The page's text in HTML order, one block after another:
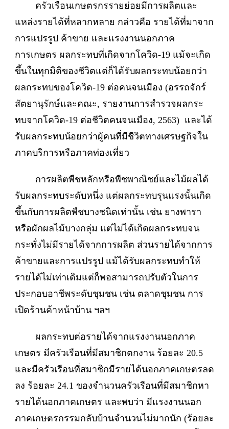
ครัวเรือนเกษตรกรรายย่อยมีการผลิตและ
แหล่งรายได้ที่หลากหลาย กล่าวคือ รายได้ที่มาจาก
การแปรรูป ค้าขาย และแรงงานนอกภาค
การเกษตร ผลกระทบที่เกิดจากโควิด-19 แม้จะเกิด
ขึ้นในทุกมิติของชีวิตแต่ก็ได้รับผลกระทบน้อยกว่า
ผลกระทบของโควิด-19 ต่อคนจนเมือง (อรรถจักร์
สัตยานุรักษ์และคณะ, รายงานการสำรวจผลกระ
ทบจากโควิด-19 ต่อชีวิตคนจนเมือง, 2563) และได้
รับผลกระทบน้อยกว่าผู้คนที่มีชีวิตทางเศรษฐกิจใน
ภาคบริการหรือภาคท่องเที่ยว
การผลิตพืชหลักหรือพืชพาณิชย์และไม้ผลได้
รับผลกระทบระดับหนึ่ง แต่ผลกระทบรุนแรงนั้นเกิด
ขึ้นกับการผลิตพืชบางชนิดเท่านั้น เช่น ยางพารา
หรือผักผลไม้บางกลุ่ม แต่ไม่ได้เกิดผลกระทบจน
กระทั่งไม่มีรายได้จากการผลิต ส่วนรายได้จากการ
ค้าขายและการแปรรูป แม้ได้รับผลกระทบทำให้
รายได้ไม่เท่าเดิมแต่ก็พอสามารถปรับตัวในการ
ประกอบอาชีพระดับชุมชน เช่น ตลาดชุมชน การ
เปิดร้านค้าหน้าบ้าน ฯลฯ
ผลกระทบต่อรายได้จากแรงงานนอกภาค
เกษตร มีครัวเรือนที่มีสมาชิกตกงาน ร้อยละ 20.5
และมีครัวเรือนที่สมาชิกมีรายได้นอกภาคเกษตรลด
ลง ร้อยละ 24.1 ของจำนวนครัวเรือนที่มีสมาชิกหา
รายได้นอกภาคเกษตร และพบว่า มีแรงงานนอก
ภาคเกษตรกรรมกลับบ้านจำนวนไม่มากนัก (ร้อยละ